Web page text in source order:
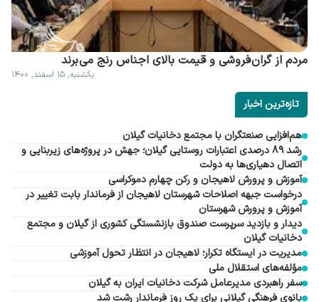
مردم از گران فروشی و قیمت بالای اجناس رنج می برند
یکشنبه, ۱۵ اسفند, ۱۴۰۰
تازه‌ترین اخبار
هم‌افزایی صنعتگران با مجتمع دخانیات گیلان
رشد ۸۹ درصدی اعتبارات روستایی گیلان؛ جهش در پروژه‌های زیربنایی و
اتصال دهیاری‌ها به دولت
آموزش و پرورش لاهیجان و رکن چهارم دموکراسی
درخواست جبهه اصلاحات شهرستان لاهیجان از فرماندار بابت تغییر در
آموزش و پرورش شهرستان
دیدار و بازدید سرپرست صندوق بازنشستگی کشوری از گیلان و مجتمع
دخانیات گیلان
مدیریت در ایستگاه تکرار؛ لاهیجان در انتظار تحول آموزشی
مؤلفه‌های استقلال ملی
سفر راهبردی مدیرعامل شرکت دخانیات ایران به گیلان
بانوی فرهنگی گیلانی برای یک روز فرماندار رشت شد